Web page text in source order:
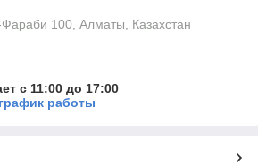
100, Алматы, Казахстан
с 11:00 до 17:00
работы